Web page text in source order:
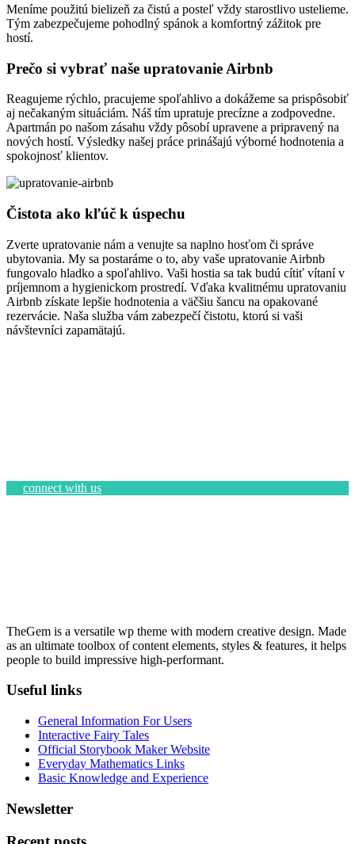
Meníme použitú bielizeň za čistú a posteľ vždy starostlivo ustelieme.
Tým zabezpečujeme pohodlný spánok a komfortný zážitok pre
hostí.
Prečo si vybrať naše upratovanie Airbnb
Reagujeme rýchlo, pracujeme spoľahlivo a dokážeme sa prispôsobiť
aj nečakaným situáciám. Náš tím upratuje precízne a zodpovedne.
Apartmán po našom zásahu vždy pôsobí upravene a pripravený na
nových hostí. Výsledky našej práce prinášajú výborné hodnotenia a
spokojnosť klientov.
Čistota ako kľúč k úspechu
Zverte upratovanie nám a venujte sa naplno hosťom či správe
ubytovania. My sa postaráme o to, aby vaše upratovanie Airbnb
fungovalo hladko a spoľahlivo. Vaši hostia sa tak budú cítiť vítaní v
príjemnom a hygienickom prostredí. Vďaka kvalitnému upratovaniu
Airbnb získate lepšie hodnotenia a väčšiu šancu na opakované
rezervácie. Naša služba vám zabezpečí čistotu, ktorú si vaši
návštevníci zapamätajú.
connect with us
TheGem is a versatile wp theme with modern creative design. Made
as an ultimate toolbox of content elements, styles & features, it helps
people to build impressive high-performant.
Useful links
General Information For Users
Interactive Fairy Tales
Official Storybook Maker Website
Everyday Mathematics Links
Basic Knowledge and Experience
Newsletter